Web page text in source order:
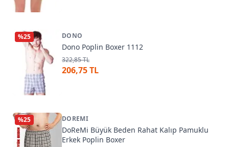
%25 DONO
Dono Poplin Boxer 1112
322,85 TL
206,75 TL
%25 DOREMI
DoReMi Büyük Beden Rahat Kalıp Pamuklu
Erkek Poplin Boxer